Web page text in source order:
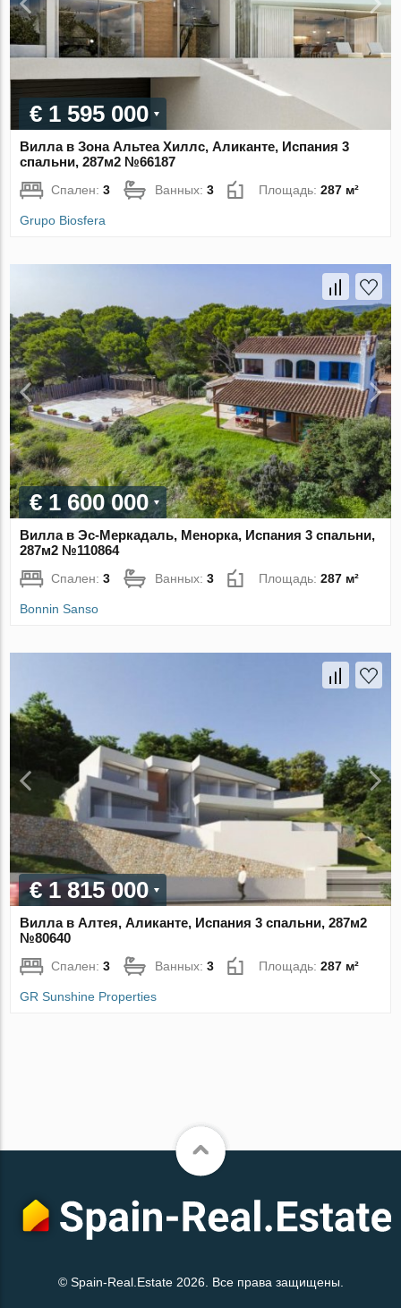
€ 1 595 000
Вилла в Зона Альтеа Хиллс, Аликанте, Испания 3
спальни, 287м2 №66187
Спален:3 Ванных:3 Площадь:287 м²
Grupo Biosfera
€ 1 600 000
Вилла в Эс-Меркадаль, Менорка, Испания 3 спальни,
287м2 №110864
Спален:3 Ванных:3 Площадь:287 м²
Bonnin Sanso
€ 1 815 000
Вилла в Алтея, Аликанте, Испания 3 спальни, 287м2
№80640
Спален:3 Ванных:3 Площадь:287 м²
GR Sunshine Properties
© Spain-Real.Estate 2026. Все права защищены.